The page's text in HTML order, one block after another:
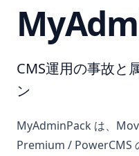
CMS運用の事故と
ン
MyAdminPack は、
Premium / PowerCMS